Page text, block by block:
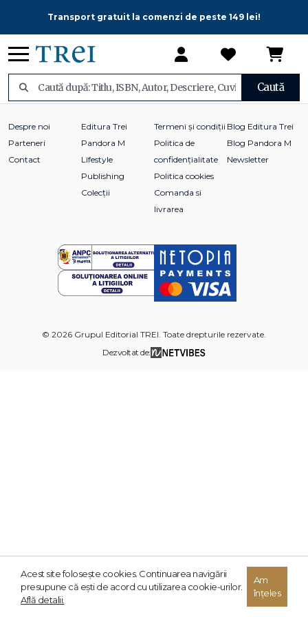
Transport gratuit la comenzi de peste 149 lei!
Caută
Despre noi
Parteneri
Contact
Editura Trei
Pandora M
Lifestyle
Publishing
Colecții
Termeni și condiții
Politica de
confidențialitate
Politica cookies
Comanda si
livrarea
Blog Editura Trei
Blog Pandora M
Newsletter
© 2026 Grupul Editorial TREI. Toate drepturile rezervate.
Dezvoltat de:
Acest site foloseşte cookies. Continuarea navigării
presupune că eşti de acord cu utilizarea cookie-urilor.
Află detalii.
Am
înțeles